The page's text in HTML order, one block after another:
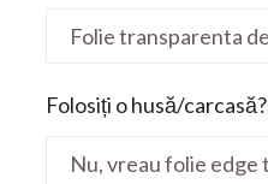
Folosiți o husă/carcasă?